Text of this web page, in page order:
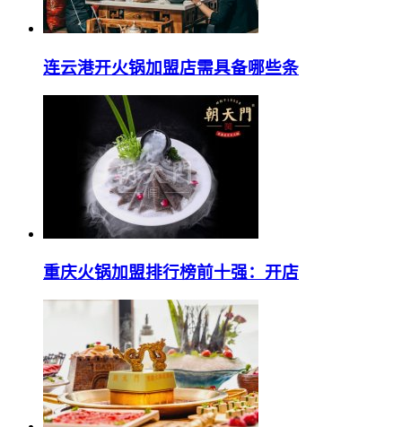
连云港开火锅加盟店需具备哪些条
重庆火锅加盟排行榜前十强：开店